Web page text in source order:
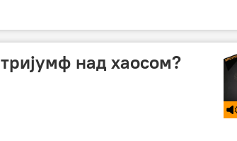
над хаосом?